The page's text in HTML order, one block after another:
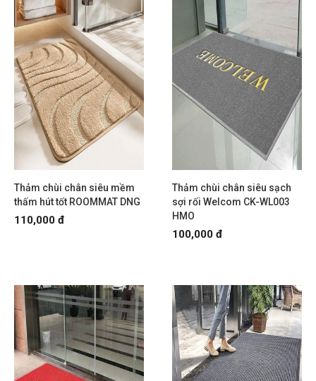
Thảm chùi chân siêu mềm
thấm hút tốt ROOMMAT DNG
110,000 đ
Thảm chùi chân siêu sạch
sợi rối Welcom CK-WL003
HMO
100,000 đ